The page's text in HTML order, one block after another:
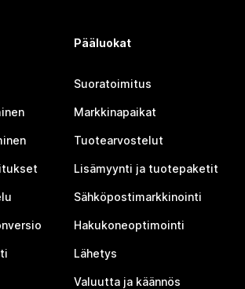
Pääluokat
Suoratoimitus
Markkinapaikat
Tuotearvostelut
Lisämyynti ja tuotepaketit
Sähköpostimarkkinointi
Hakukoneoptimointi
Lähetys
Valuutta ja käännös